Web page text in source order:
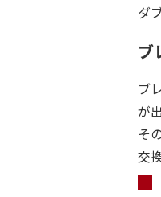
ダ
ブ
ブ
が
そ
交